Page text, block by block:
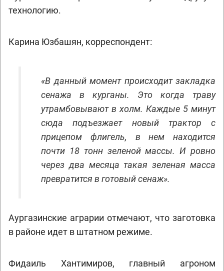
технологию.
Карина Юзбашян, корреспондент:
«В данный момент происходит закладка
сенажа в курганы. Это когда траву
утрамбовывают в холм. Каждые 5 минут
сюда подъезжает новый трактор с
прицепом флигель, в нем находится
почти 18 тонн зеленой массы. И ровно
через два месяца такая зеленая масса
превратится в готовый сенаж».
Аургазинские аграрии отмечают, что заготовка
в районе идет в штатном режиме.
Фидаиль Хантимиров, главный агроном